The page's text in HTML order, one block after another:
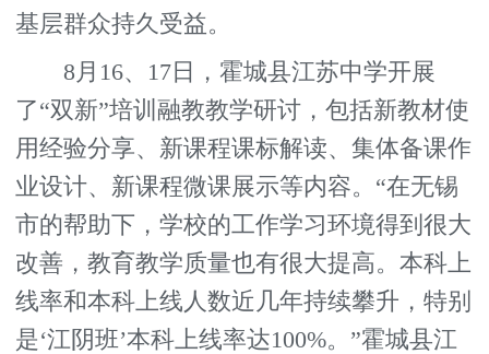
基层群众持久受益。
8月16、17日，霍城县江苏中学开展
了“双新”培训融教教学研讨，包括新教材使
用经验分享、新课程课标解读、集体备课作
业设计、新课程微课展示等内容。“在无锡
市的帮助下，学校的工作学习环境得到很大
改善，教育教学质量也有很大提高。本科上
线率和本科上线人数近几年持续攀升，特别
是‘江阴班’本科上线率达100%。”霍城县江